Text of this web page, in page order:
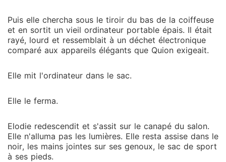
Puis elle chercha sous le tiroir du bas de la coiffeuse
et en sortit un vieil ordinateur portable épais. Il était
rayé, lourd et ressemblait à un déchet électronique
comparé aux appareils élégants que Quion exigeait.
Elle mit l'ordinateur dans le sac.
Elle le ferma.
Elodie redescendit et s'assit sur le canapé du salon.
Elle n'alluma pas les lumières. Elle resta assise dans le
noir, les mains jointes sur ses genoux, le sac de sport
à ses pieds.